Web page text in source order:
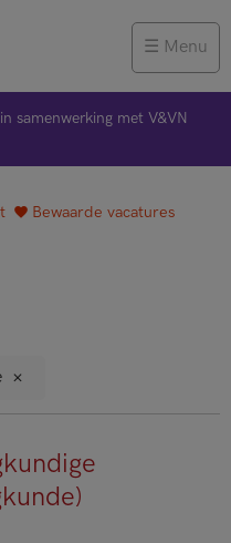
Menu
samenwerking met V&VN
Bewaarde vacatures